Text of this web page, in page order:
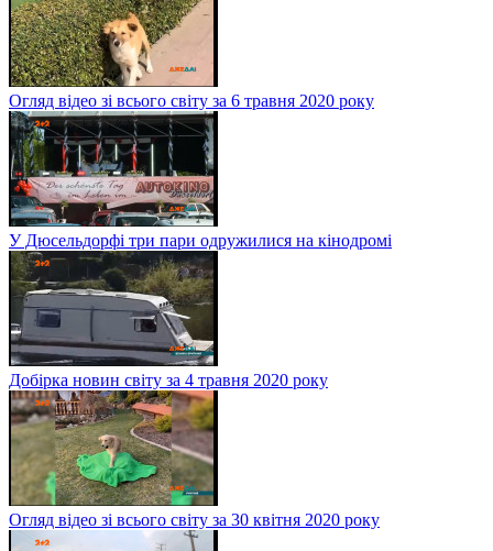
Огляд відео зі всього світу за 6 травня 2020 року
У Дюсельдорфі три пари одружилися на кінодромі
Добірка новин світу за 4 травня 2020 року
Огляд відео зі всього світу за 30 квітня 2020 року